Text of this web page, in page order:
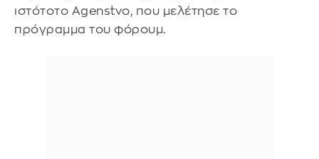
ιστότοτο Agenstvo, που μελέτησε το
πρόγραμμα του φόρουμ.